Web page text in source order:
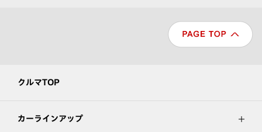
クルマTOP
カーラインアップ